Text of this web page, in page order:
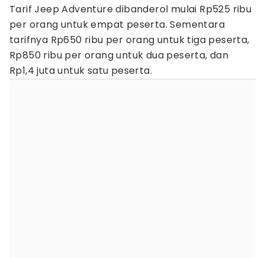
Tarif Jeep Adventure dibanderol mulai Rp525 ribu
per orang untuk empat peserta. Sementara
tarifnya Rp650 ribu per orang untuk tiga peserta,
Rp850 ribu per orang untuk dua peserta, dan
Rp1,4 juta untuk satu peserta.